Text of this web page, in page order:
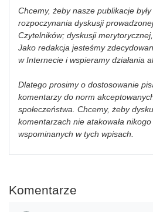
Chcemy, żeby nasze publikacje
rozpoczynania dyskusji
Czytelników; dyskusji
Jako redakcja jesteśmy
w Internecie i wspieramy działania
Dlatego prosimy o dostosowanie
komentarzy do norm
społeczeństwa. Chcemy, żeby
komentarzach nie atakowała
wspominanych w tych wpisach.
Komentarze